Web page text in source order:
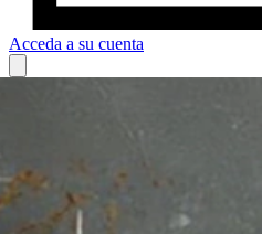
Acceda a su cuenta